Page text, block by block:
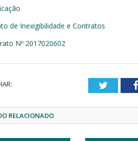
de Inexigibilidade e Contratos
Nº 2017020602
Twitter
RELACIONADO